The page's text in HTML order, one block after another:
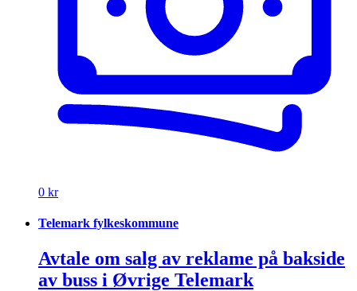
0 kr
Telemark fylkeskommune
Avtale om salg av reklame på bakside
av buss i Øvrige Telemark